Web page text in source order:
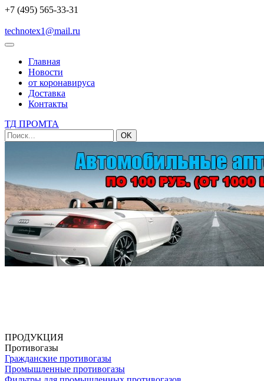
+7 (495) 565-33-31
technotex1@mail.ru
Главная
Новости
от коронавируса
Доставка
Контакты
ТД ПРОМТА
OK
ПРОДУКЦИЯ
Противогазы
Гражданские противогазы
Промышленные противогазы